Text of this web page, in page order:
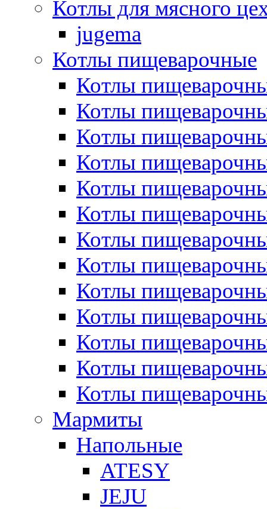
Котлы для мясного
jugema
Котлы пищеварочные
Котлы
Котлы
Котлы
Котлы
Котлы
Котлы
Котлы
Котлы
Котлы
Котлы
Котлы
Котлы
Котлы
Мармиты
Напольные
ATESY
JEJU